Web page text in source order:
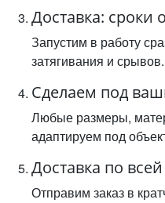
Доставка: сроки
Запустим в работу
затягивания и срывов.
Сделаем под
Любые размеры,
адаптируем под
Доставка по
Отправим заказ в